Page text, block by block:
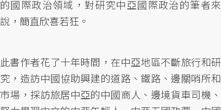
的國際政治領域，對研究中亞國際政治的筆者來
說，簡直欣喜若狂。
此書作者花了十年時間，在中亞地區不斷旅行和研
究，造訪中國協助興建的道路、鐵路、邊關哨所和
市場，採訪旅居中亞的中國商人、邊境貨車司機、